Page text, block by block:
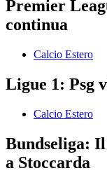
Premier
continua
Calcio Estero
Ligue 1: Psg
Calcio Estero
Bundseliga:
a Stoccarda